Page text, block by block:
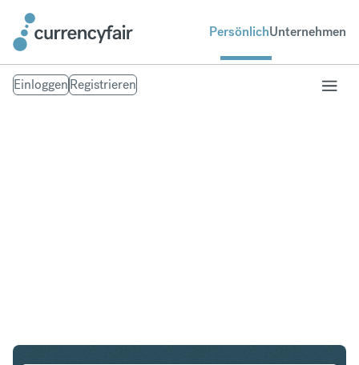
PersönlichUnternehmen
EinloggenRegistrieren